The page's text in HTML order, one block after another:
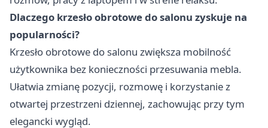
Dlaczego krzesło obrotowe do salonu zyskuje na
popularności?
Krzesło obrotowe do salonu zwiększa mobilność
użytkownika bez konieczności przesuwania mebla.
Ułatwia zmianę pozycji, rozmowę i korzystanie z
otwartej przestrzeni dziennej, zachowując przy tym
elegancki wygląd.